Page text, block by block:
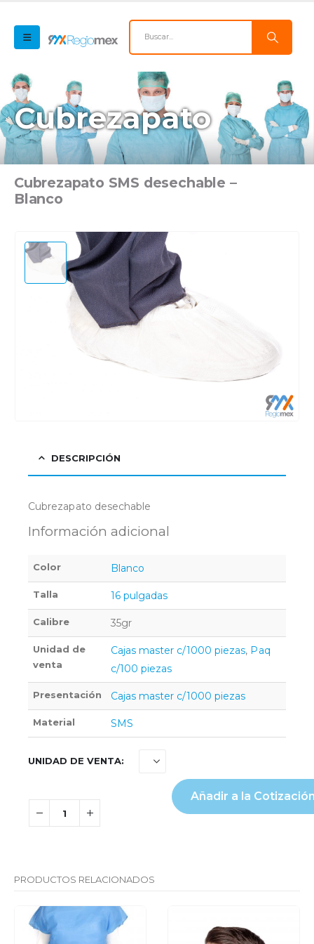
Cubrezapato
Cubrezapato SMS desechable –
Blanco
DESCRIPCIÓN
Cubrezapato desechable
Información adicional
Color Blanco
Talla 16 pulgadas
Calibre 35gr
Unidad de
venta
Cajas master c/1000 piezas, Paq
c/100 piezas
Presentación Cajas master c/1000 piezas
Material SMS
UNIDAD DE VENTA
Añadir a la
PRODUCTOS RELACIONADOS